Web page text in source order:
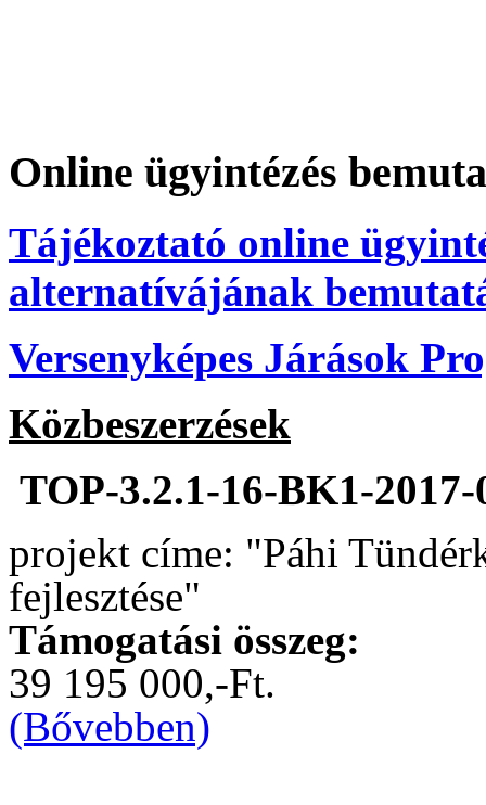
Online ügyintézés
Tájékoztató online
alternatívájának
Versenyképes Járások
Közbeszerzések
TOP-3.2.1-16-BK1-2017-
projekt címe: "Páhi
fejlesztése"
Támogatási összeg:
39 195 000,-Ft.
(Bővebben)